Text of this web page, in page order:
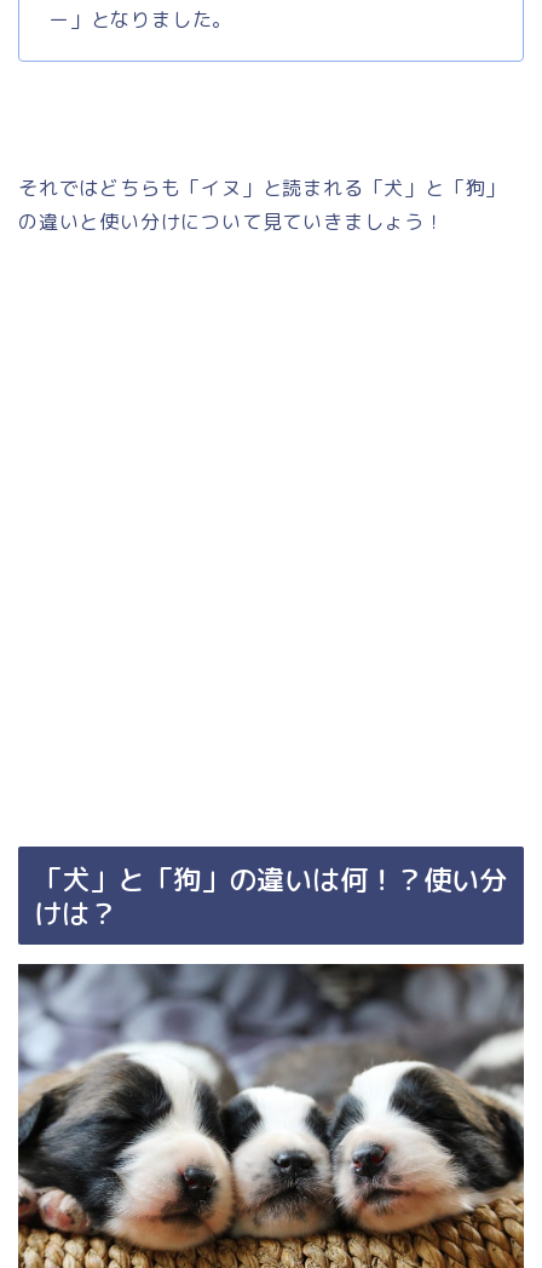
ー」となりました。
それではどちらも「イヌ」と読まれる「犬」と「狗」
の違いと使い分けについて見ていきましょう！
「犬」と「狗」の違いは何！？使い分
けは？